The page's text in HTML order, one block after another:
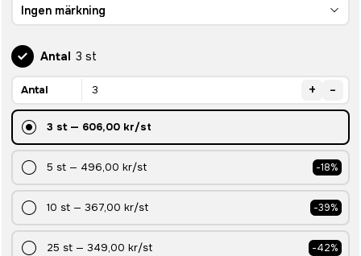
Ingen märkning
Antal 3 st
Antal + -
3 st— 606,00 kr/st
5 st — 496,00 kr/st -18%
10 st — 367,00 kr/st -39%
25 st — 349,00 kr/st -42%